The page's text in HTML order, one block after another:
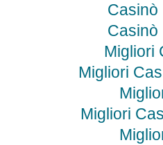
Casinò
Casinò
Migliori
Migliori
Migliori